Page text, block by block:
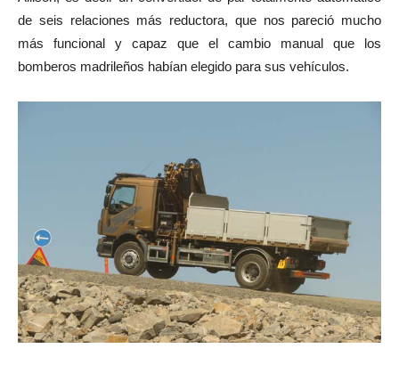
de seis relaciones más reductora, que nos pareció mucho
más funcional y capaz que el cambio manual que los
bomberos madrileños habían elegido para sus vehículos.